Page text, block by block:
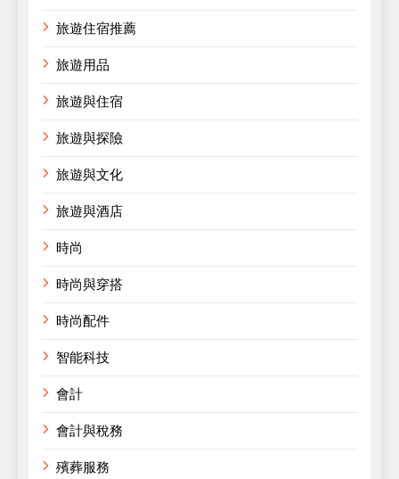
旅遊住宿推薦
旅遊用品
旅遊與住宿
旅遊與探險
旅遊與文化
旅遊與酒店
時尚
時尚與穿搭
時尚配件
智能科技
會計
會計與稅務
殯葬服務